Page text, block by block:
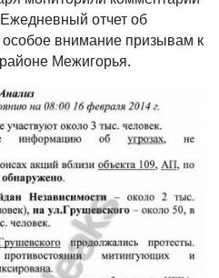
отчет об
особое внимание призывам к
Межигорья.